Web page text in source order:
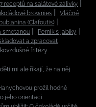
7 receptů na salátové zálivky
brownies
Vláčné
(Clafoutis)
smetanou
Perník s jablky
a zpracovat
fritézy
mi ale říkají, že na něj
prožil hodně
jeho orientaci